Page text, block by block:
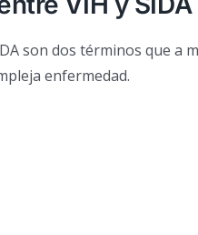
son dos términos que
enfermedad.